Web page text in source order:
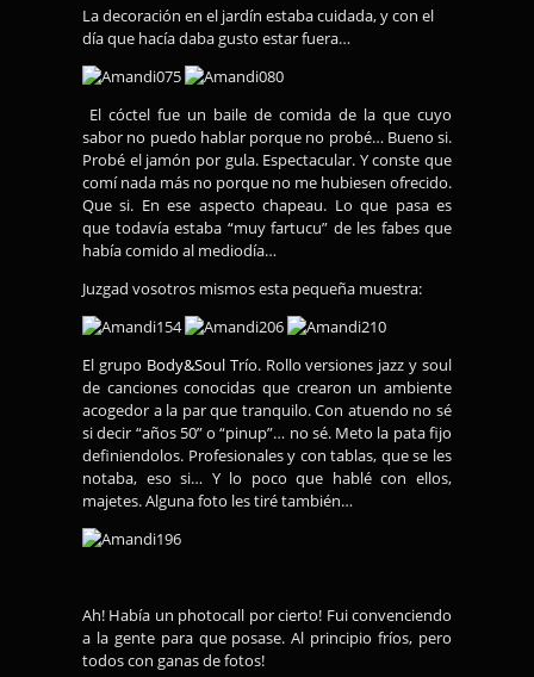
La decoración en el jardín estaba cuidada, y con el
día que hacía daba gusto estar fuera…
El cóctel fue un baile de comida de la que cuyo
sabor no puedo hablar porque no probé… Bueno si.
Probé el jamón por gula. Espectacular. Y conste que
comí nada más no porque no me hubiesen ofrecido.
Que si. En ese aspectochapeau. Lo que pasa es
que todavía estaba “muy fartucu” de les fabes que
había comido al mediodía…
Juzgad vosotros mismos esta pequeña muestra:
El grupo Body&SoulTrío. Rollo versiones jazz y soul
de canciones conocidas que crearon un ambiente
acogedor a la par que tranquilo. Con atuendo no sé
si decir “años 50” o “pinup”… no sé. Meto la pata fijo
definiendolos. Profesionales y con tablas, que se les
notaba, eso si… Y lo poco que hablé con ellos,
majetes. Alguna foto les tiré también…
Ah! Había un photocall por cierto! Fui convenciendo
a la gente para que posase. Al principio fríos, pero
todos con ganas de fotos!